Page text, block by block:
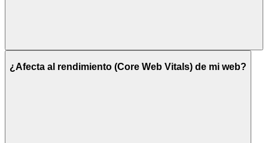
¿Afecta al rendimiento (Core Web Vitals) de mi web?